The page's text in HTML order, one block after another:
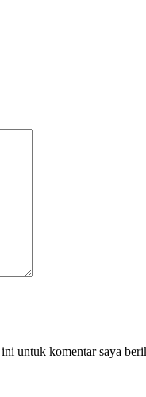
untuk komentar saya